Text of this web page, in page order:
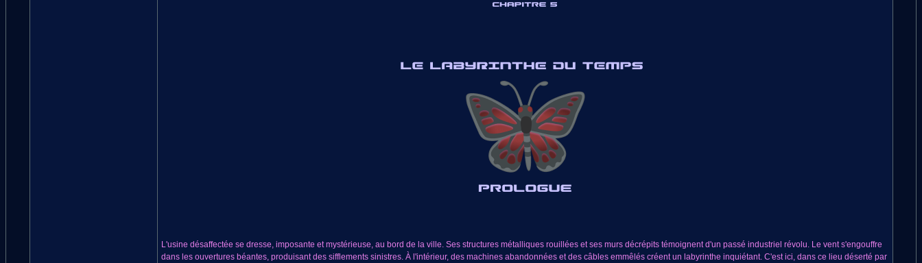
L'usine désaffectée se dresse, imposante et mystérieuse, au bord de la ville. Ses structures métalliques rouillées et ses murs décrépits témoignent d'un passé industriel révolu. Le vent s'engouffre
dans les ouvertures béantes, produisant des sifflements sinistres. À l'intérieur, des machines abandonnées et des câbles emmêlés créent un labyrinthe inquiétant. C'est ici, dans ce lieu déserté par